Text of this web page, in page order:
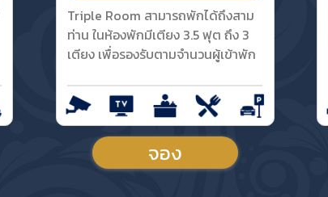
Triple Room สามารถพักได้ถึงสาม
ท่าน ในห้องพักมีเตียง 3.5 ฟุต ถึง 3
เตียง เพื่อรองรับตามจำนวนผู้เข้าพัก
จอง